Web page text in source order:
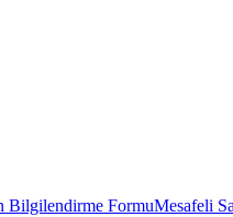
Bilgilendirme FormuMesafeli